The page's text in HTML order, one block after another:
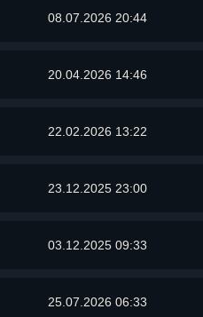
08.07.2026 20:44
20.04.2026 14:46
22.02.2026 13:22
23.12.2025 23:00
03.12.2025 09:33
25.07.2026 06:33